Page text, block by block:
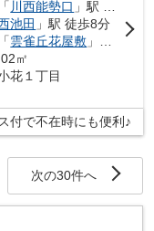
川西能勢口 」駅 徒歩6分
池田 」駅 徒歩8分
雲雀丘花屋敷 」駅 徒歩19分
㎡
花１丁目
付で不在時にも便利♪
次の30件へ